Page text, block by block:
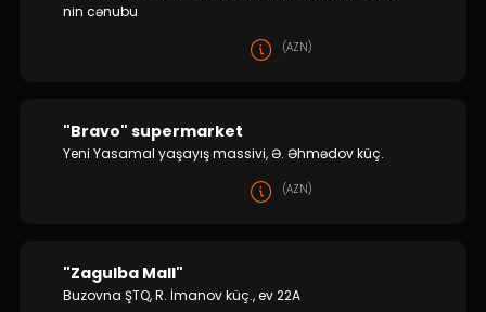
nin cənubu
(AZN)
"Bravo" supermarket
Yeni Yasamal yaşayış massivi, Ə. Əhmədov küç.
(AZN)
"Zagulba Mall"
Buzovna ŞTQ, R. İmanov küç., ev 22A